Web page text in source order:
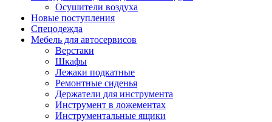
Осушители воздуха
Новые поступления
Спецодежда
Мебель для автосервисов
Верстаки
Шкафы
Лежаки подкатные
Ремонтные сиденья
Держатели для инструмента
Инструмент в ложементах
Инструментальные ящики